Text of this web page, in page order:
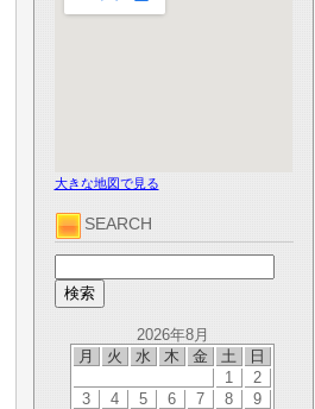
大きな地図で見る
SEARCH
2026年8月
月
火 水 木 金 土 日
1
2
3
4 5 6 7 8
9